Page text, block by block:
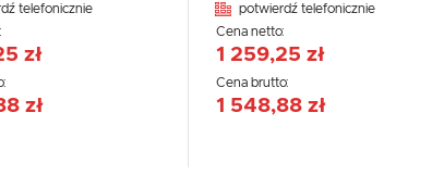
telefonicznie
zł
zł
potwierdź telefonicznie
Cena netto:
1 259,25 zł
Cena brutto:
1 548,88 zł